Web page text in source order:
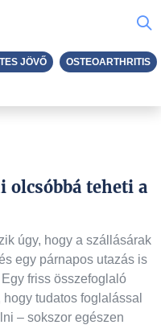
teheti a
úgy, hogy a szállásárak
egy párnapos utazás is
friss összefoglaló
tudatos foglalással
– sokszor egészen
JÖVŐ OSTEOARTHRITIS